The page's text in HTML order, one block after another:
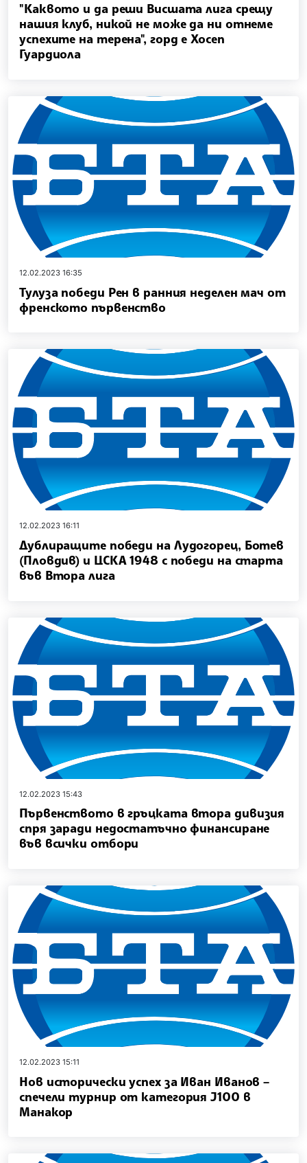
"Каквото и да реши Висшата лига срещу
нашия клуб, никой не може да ни отнеме
успехите на терена", горд е Хосеп
Гуардиола
12.02.2023 16:35
Тулуза победи Рен в ранния неделен мач от
френското първенство
12.02.2023 16:11
Дублиращите победи на Лудогорец, Ботев
(Пловдив) и ЦСКА 1948 с победи на старта
във Втора лига
12.02.2023 15:43
Първенството в гръцката втора дивизия
спря заради недостатъчно финансиране
във всички отбори
12.02.2023 15:11
Нов исторически успех за Иван Иванов –
спечели турнир от категория J100 в
Манакор